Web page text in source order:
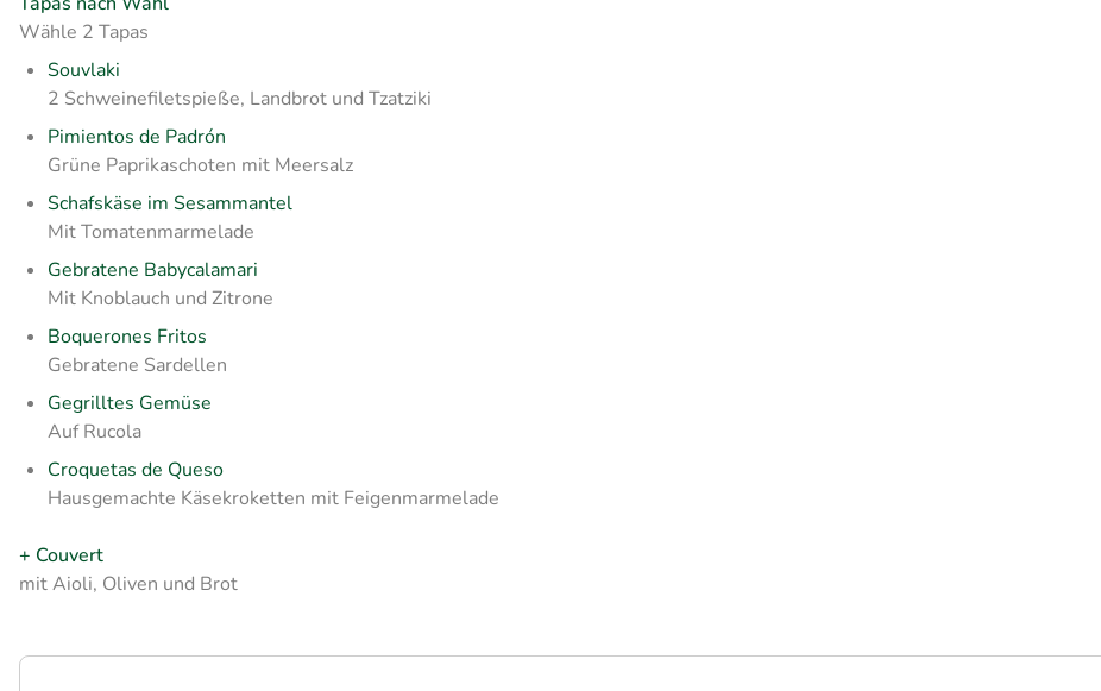
Wähle 2 Tapas
Souvlaki
2 Schweinefiletspieße, Landbrot und Tzatziki
Pimientos de Padrón
Grüne Paprikaschoten mit Meersalz
Schafskäse im Sesammantel
Mit Tomatenmarmelade
Gebratene Babycalamari
Mit Knoblauch und Zitrone
Boquerones Fritos
Gebratene Sardellen
Gegrilltes Gemüse
Auf Rucola
Croquetas de Queso
Hausgemachte Käsekroketten mit Feigenmarmelade
+ Couvert
mit Aioli, Oliven und Brot